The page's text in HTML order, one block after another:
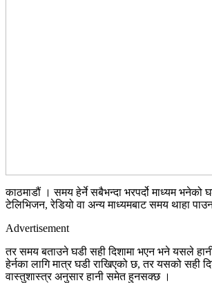
काठमाडौं । समय हेर्ने सबैभन्दा भरपर्दो माध्यम भनेको
टेलिभिजन, रेडियो वा अन्य माध्यमबाट समय थाहा
Advertisement
तर समय बताउने घडी सही दिशामा भएन भने यसले
हेर्नका लागि मात्र घडी राखिएको छ, तर यसको सही
वास्तुशास्त्र अनुसार हानी समेत हुनसक्छ ।